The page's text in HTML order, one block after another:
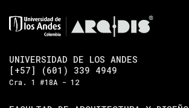
UNIVERSIDAD DE LOS ANDES
[+57] (601) 339 4949
Cra. 1 #18A - 12